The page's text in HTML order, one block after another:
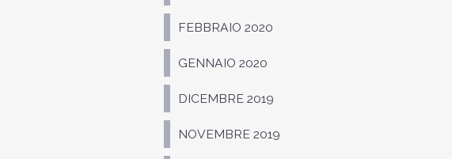
FEBBRAIO 2020
GENNAIO 2020
DICEMBRE 2019
NOVEMBRE 2019